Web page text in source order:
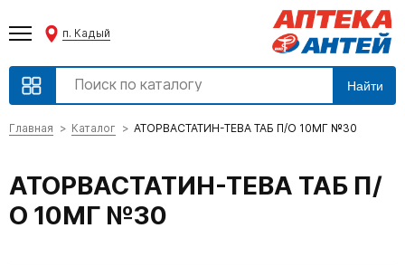
п. Кадый
Найти
Главная Каталог АТОРВАСТАТИН-ТЕВА ТАБ П/О 10МГ №30
АТОРВАСТАТИН-ТЕВА ТАБ П/
О 10МГ №30